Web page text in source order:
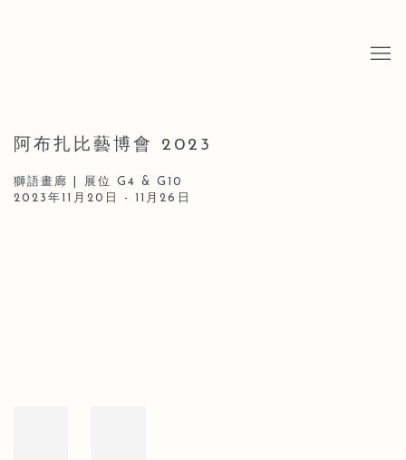
阿布扎比藝博會 2023
獅語畫廊 | 展位 G4 & G10
2023年11月20日 - 11月26日